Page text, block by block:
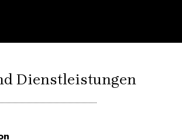
Dienstleistungen